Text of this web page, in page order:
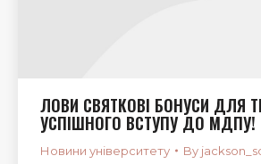
ЛОВИ СВЯТКОВІ БОНУСИ ДЛЯ
УСПІШНОГО ВСТУПУ ДО МДПУ!
Новини університету By